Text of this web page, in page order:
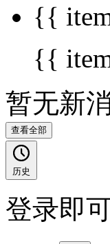
{{
{{
暂无新
查看全部
历史
登录即